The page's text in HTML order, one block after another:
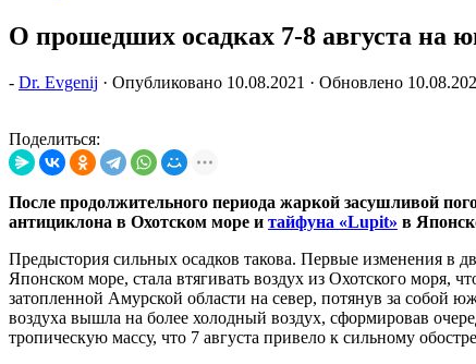
О прошедших осадках 7-8 августа на
- Dr. Evgenij · Опубликовано 10.08.2021 · Обновлено
Поделиться:
После продолжительного периода жаркой засушливой
антициклона в Охотском море и тайфуна «Lupit» в
Предыстория сильных осадков такова. Первые изменения в
Японском море, стала втягивать воздух из Охотского моря,
затопленной Амурской области на север, потянув за собой
воздуха вышла на более холодный воздух, сформировав
тропическую массу, что 7 августа привело к сильному